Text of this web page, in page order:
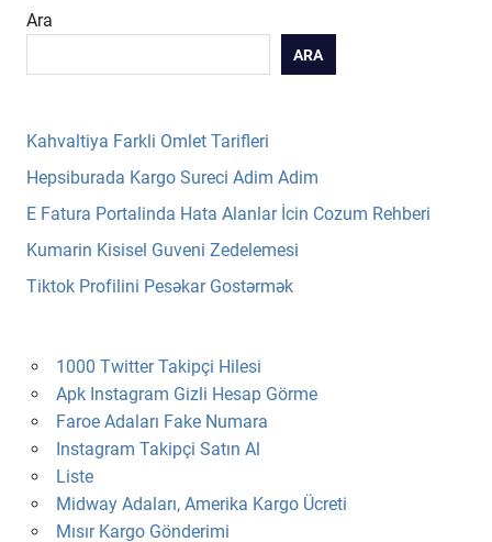
Ara
ARA
Kahvaltiya Farkli Omlet Tarifleri
Hepsiburada Kargo Sureci Adim Adim
E Fatura Portalinda Hata Alanlar İcin Cozum Rehberi
Kumarin Kisisel Guveni Zedelemesi
Tiktok Profilini Pesəkar Gostərmək
1000 Twitter Takipçi Hilesi
Apk Instagram Gizli Hesap Görme
Faroe Adaları Fake Numara
Instagram Takipçi Satın Al
Liste
Midway Adaları, Amerika Kargo Ücreti
Mısır Kargo Gönderimi